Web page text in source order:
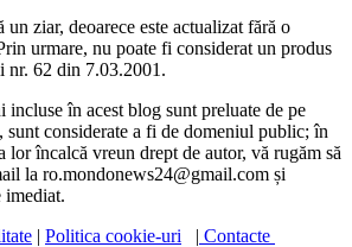
un ziar, deoarece este actualizat fără o
urmare, nu poate fi considerat un produs
nr. 62 din 7.03.2001.
incluse în acest blog sunt preluate de pe
sunt considerate a fi de domeniul public; în
lor încalcă vreun drept de autor, vă rugăm să
la ro.mondonews24@gmail.com și
imediat.
| Politica cookie-uri | Contacte